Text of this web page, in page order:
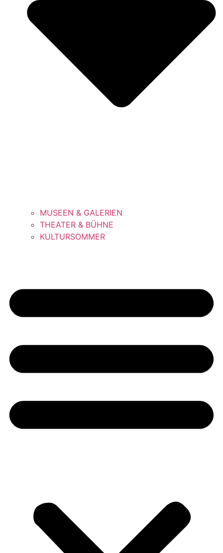
MUSEEN & GALERIEN
THEATER & BÜHNE
KULTURSOMMER